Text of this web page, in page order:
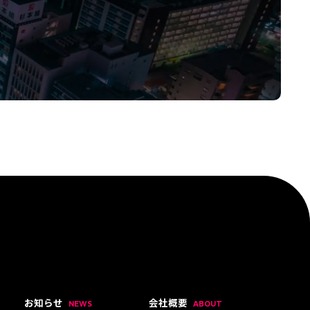
お知らせ NEWS 会社概要 ABOUT